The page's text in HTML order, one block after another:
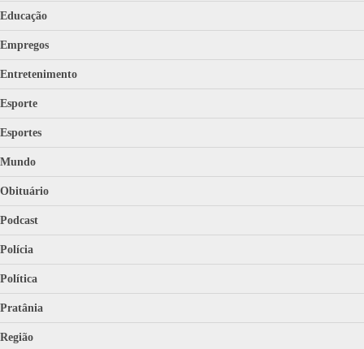
Educação
Empregos
Entretenimento
Esporte
Esportes
Mundo
Obituário
Podcast
Polícia
Política
Pratânia
Região